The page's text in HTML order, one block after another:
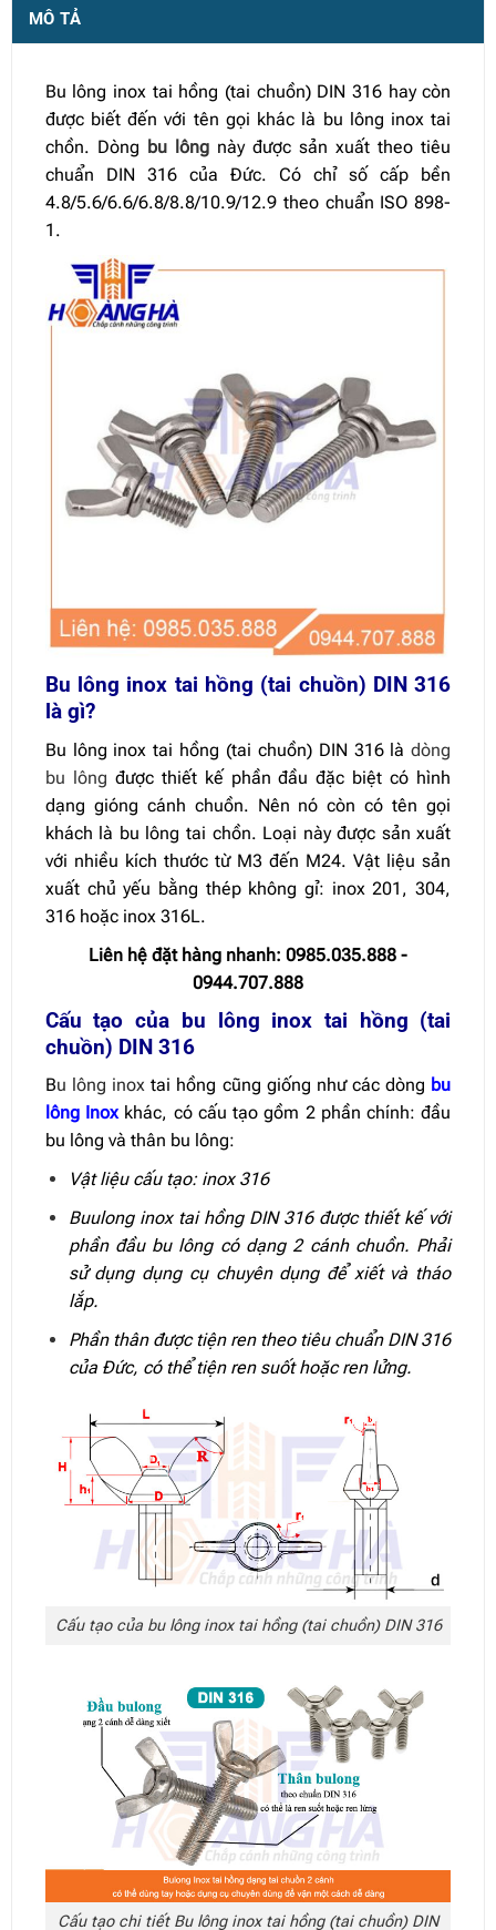
MÔ TẢ
Bu lông inox tai hồng (tai chuồn) DIN 316 hay còn
được biết đến với tên gọi khác là bu lông inox tai
chồn. Dòng bu lôngnày được sản xuất theo tiêu
chuẩn DIN 316 của Đức. Có chỉ số cấp bền
4.8/5.6/6.6/6.8/8.8/10.9/12.9 theo chuẩn ISO 898-
1.
Bu lông inox tai hồng (tai chuồn) DIN 316
là gì?
Bu lông inox tai hồng (tai chuồn) DIN 316 làdòng
bu lông được thiết kế phần đầu đặc biệt có hình
dạng gióng cánh chuồn. Nên nó còn có tên gọi
khách là bu lông tai chồn. Loại này được sản xuất
với nhiều kích thước từ M3 đến M24. Vật liệu sản
xuất chủ yếu bằng thép không gỉ: inox 201, 304,
316 hoặc inox 316L.
Liên hệ đặt hàng nhanh: 0985.035.888 -
0944.707.888
Cấu tạo của bu lông inox tai hồng (tai
chuồn) DIN 316
Bu lông inox tai hồng cũng giống như các dòng bu
lông Inox khác, có cấu tạo gồm 2 phần chính: đầu
bu lông và thân bu lông:
Vật liệu cấu tạo: inox 316
Buulong inox tai hồng DIN 316 được thiết kế với
phần đầu bu lông có dạng 2 cánh chuồn. Phải
sử dụng dụng cụ chuyên dụng để xiết và tháo
lắp.
Phần thân được tiện ren theo tiêu chuẩn DIN 316
của Đức, có thể tiện ren suốt hoặc ren lửng.
Cấu tạo của bu lông inox tai hồng (tai chuồn) DIN 316
Cấu tạo chi tiết Bu lông inox tai hồng (tai chuồn) DIN